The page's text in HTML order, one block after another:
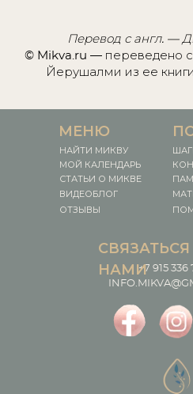
Перевод с англ. —
© Mikva.ru — переведено
Йерушалми из ее
+7 915 336
СВЯЗАТЬСЯ
НАМИ
МЕНЮ
МОЙ КАЛЕНДАРЬ
НАЙТИ МИКВУ
СТАТЬИ О МИКВЕ
ВИДЕОБЛОГ
ОТЗЫВЫ